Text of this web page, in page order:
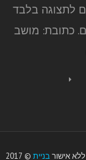
לתצוגה בלבד
סגורים. כתובת: מושב
ללא אישורבניית